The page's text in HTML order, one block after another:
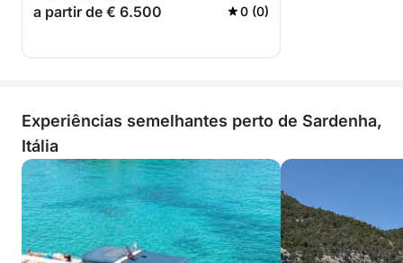
a partir de € 6.500 0 (0)
Experiências semelhantes perto de Sardenha,
Itália